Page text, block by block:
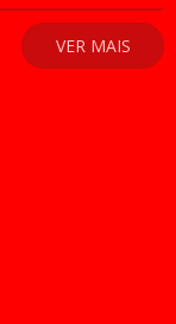
VER MAIS